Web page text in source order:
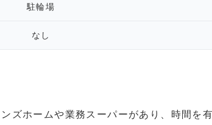
駐輪場
なし
ズホームや業務スーパーがあり、時間を